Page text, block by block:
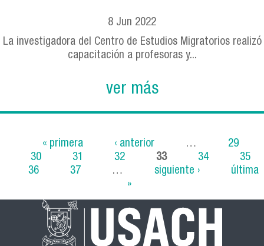
8 Jun 2022
La investigadora del Centro de Estudios Migratorios realizó
capacitación a profesoras y...
ver más
Páginas
« primera ‹ anterior …
29
30
31 32 33 34
35
36
37 … siguiente ›
última
»